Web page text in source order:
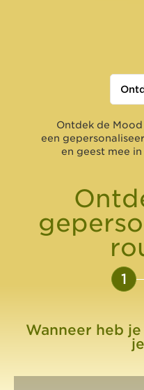
Ontdek de
een
en geest mee
1
Wanneer heb